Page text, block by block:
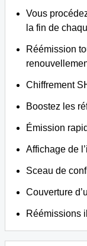
Vous
la fin de
Réémission
Chiffrement
Boostez les
Émission
Affichage de
Sceau de
Couverture
Réémissions